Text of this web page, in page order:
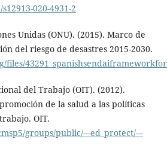
020-4931-2
Unidas (ONU). (2015). Marco de
del riesgo de desastres 2015-2030.
files/
del Trabajo (OIT). (2012).
de la salud a las políticas
OIT.
groups/public/---ed_protect/---